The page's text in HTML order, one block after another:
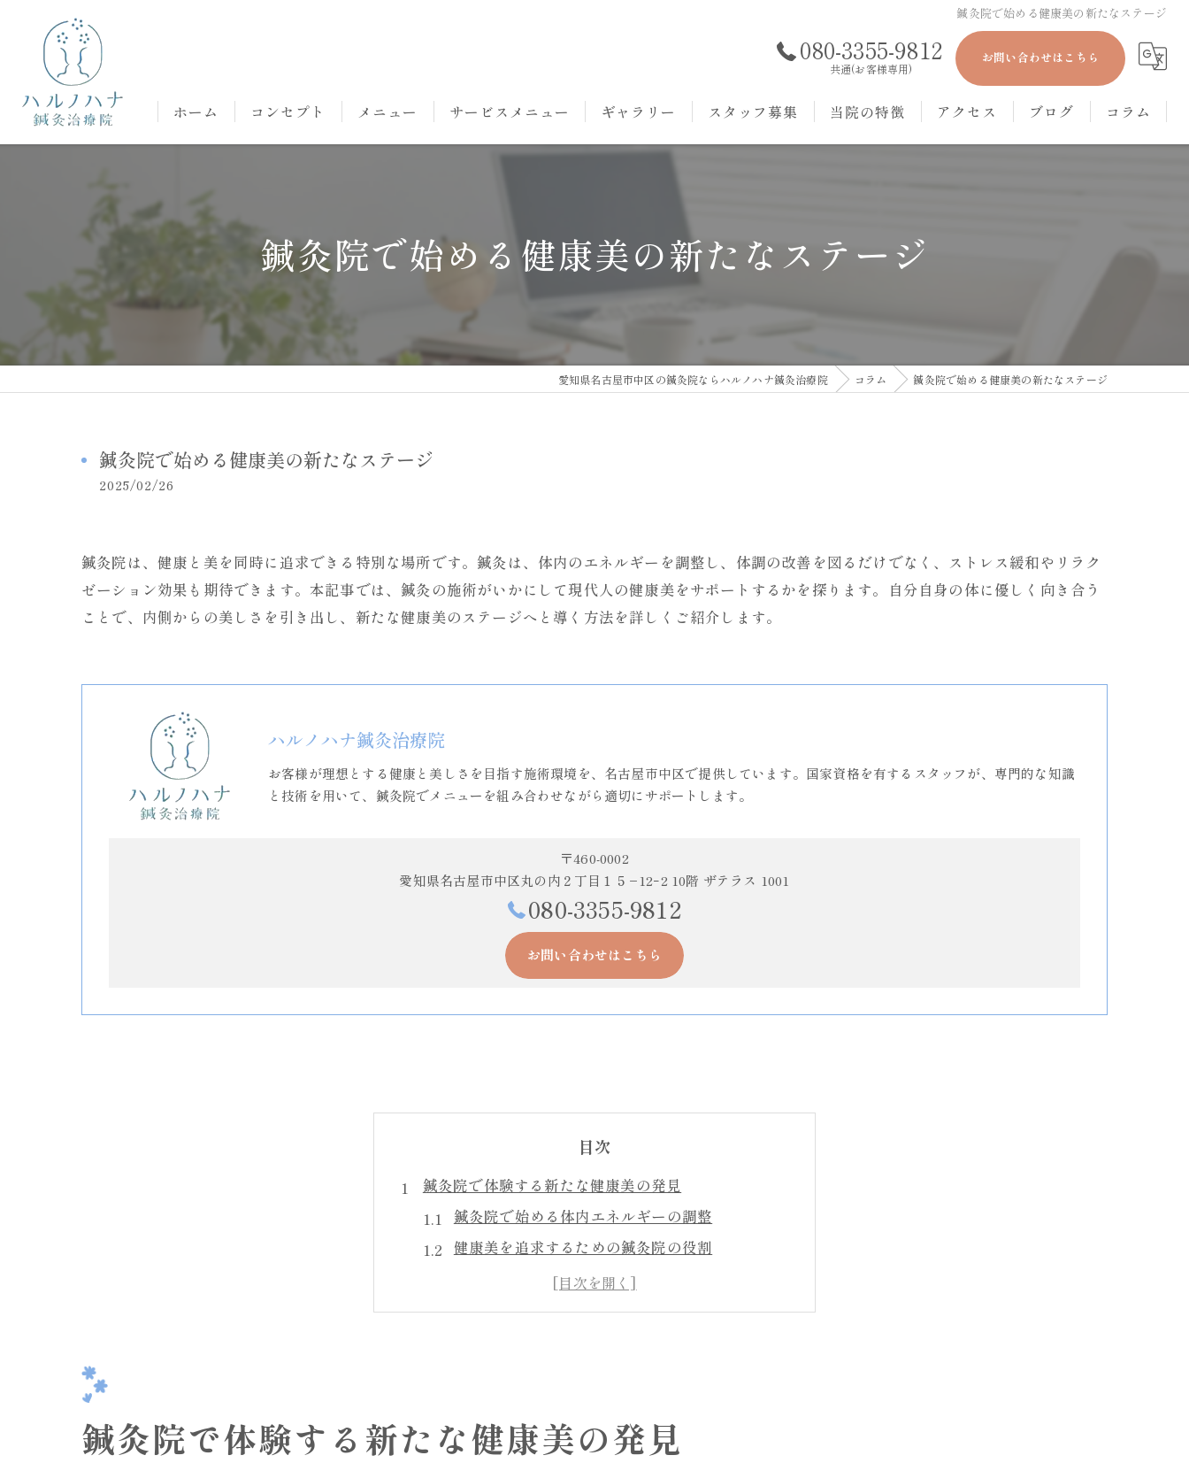
鍼灸院で始める健康美の新たなステージ
080-3355-9812
共通(お客様専用)
お問い合わせはこちら
ホーム コンセプト メニュー サービスメニュー ギャラリー スタッフ募集 当院の特徴
冷え性
アクセス ブログ コラム
鍼灸院で始める健康美の新たなステージ
愛知県名古屋市中区の鍼灸院ならハルノハナ鍼灸治療院 コラム 鍼灸院で始める健康美の新たなステージ
鍼灸院で始める健康美の新たなステージ
2025/02/26
鍼灸院は、健康と美を同時に追求できる特別な場所です。鍼灸は、体内のエネルギーを調整し、体調の改善を図るだけでなく、ストレス緩和やリラク
ゼーション効果も期待できます。本記事では、鍼灸の施術がいかにして現代人の健康美をサポートするかを探ります。自分自身の体に優しく向き合う
ことで、内側からの美しさを引き出し、新たな健康美のステージへと導く方法を詳しくご紹介します。
ハルノハナ鍼灸治療院
お客様が理想とする健康と美しさを目指す施術環境を、名古屋市中区で提供しています。国家資格を有するスタッフが、専門的な知識
と技術を用いて、鍼灸院でメニューを組み合わせながら適切にサポートします。
〒460-0002
愛知県名古屋市中区丸の内２丁目１５−12ｰ2 10階 ザテラス 1001
080-3355-9812
お問い合わせはこちら
目次
鍼灸院で体験する新たな健康美の発見
鍼灸院で始める体内エネルギーの調整
健康美を追求するための鍼灸院の役割
現代人が鍼灸院で得られる新たな健康美
鍼灸院での施術がもたらす健康美の変化
鍼灸院が導くストレスフリーライフ
鍼灸院で体験する新たな健康美の発見